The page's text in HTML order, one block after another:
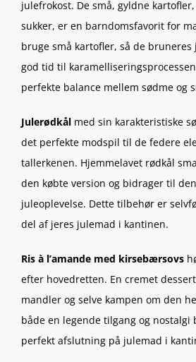
julefrokost. De små, gyldne
sukker, er en barndomsfavorit for
bruge små kartofler, så de
god tid til
perfekte balance mellem sødme og
Julerødkål med sin karakteristiske
det perfekte modspil til de federe
tallerkenen. Hjemmelavet rødkål
den købte version og bidrager til
juleoplevelse. Dette tilbehør er
del af jeres julemad i kantinen.
Ris à l’amande med kirsebærsovs
efter hovedretten. En cremet
mandler og selve kampen om den
både en legende tilgang og nostalgi
perfekt afslutning på julemad i